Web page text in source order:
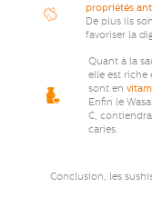
propriétés
De plus ils
favoriser la
Quant à la
elle est riche
sont en
Enfin le
C,
caries.
Conclusion, les